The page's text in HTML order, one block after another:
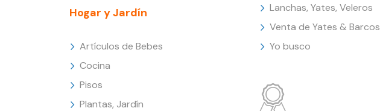
Hogar y Jardín
Artículos de Bebes
Cocina
Pisos
Plantas, Jardín
Lanchas, Yates, Veleros
Venta de Yates & Barcos
Yo busco